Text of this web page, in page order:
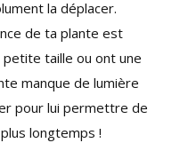
la déplacer.
de ta plante est
taille ou ont une
manque de lumière
pour lui permettre de
longtemps !